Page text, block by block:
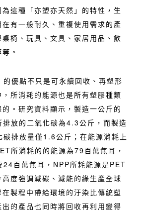
這種「亦塑亦天然」的特性，生
有一般耐久、重複使用需求的產
椅、玩具、文具、家居用品、飲
。
優點不只是可永續回收、再塑形
所消耗的能源也是所有塑膠種類
。研究資料顯示，製造一公斤的
放的二氧化碳為4.3公斤，而製造
排放量僅1.6公斤；在能源消耗上
所消耗的的能源為79百萬焦耳，
24百萬焦耳，NPP所耗能源是PET
度強調減碳、減能的綠生產全球
製程中帶給環境的汙染比傳統塑
的產品也同時將回收再利用變得